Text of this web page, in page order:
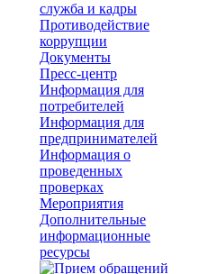
служба и кадры
Противодействие
коррупции
Документы
Пресс-центр
Информация для
потребителей
Информация для
предпринимателей
Информация о
проведенных
проверках
Мероприятия
Дополнительные
информационные
ресурсы